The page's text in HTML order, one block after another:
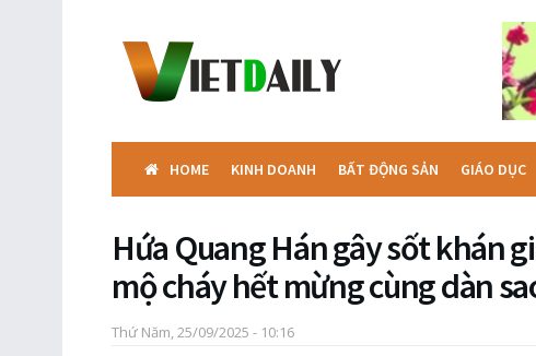
HOME KINH DOANH BẤT ĐỘNG SẢN GIÁO DỤC
Hứa Quang Hán gây sốt khán
mộ cháy hết mừng cùng dàn
Thứ Năm, 25/09/2025 - 10:16